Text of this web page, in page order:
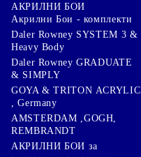
АКРИЛНИ БОИ
Акрилни Бои - комплекти
Daler Rowney SYSTEM 3 &
Heavy Body
Daler Rowney GRADUATE
& SIMPLY
GOYA & TRITON АCRYLIC
, Germany
AMSTERDAM ,GOGH,
REMBRANDT
АКРИЛНИ БОИ за